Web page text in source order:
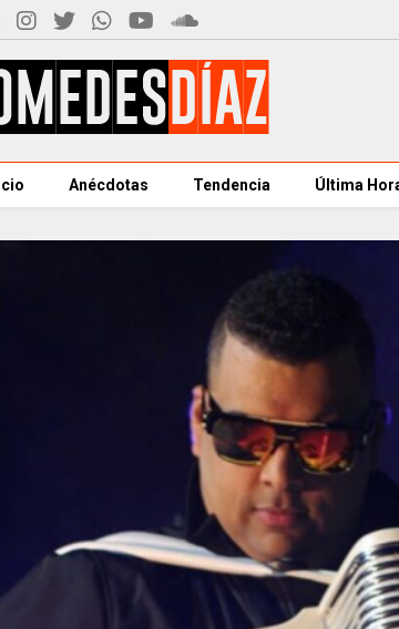
Anécdotas Tendencia Última